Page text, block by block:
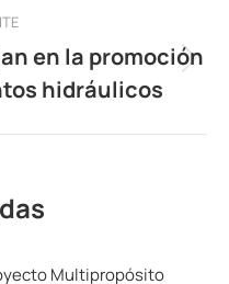
en la promoción
hidráulicos
Multipropósito